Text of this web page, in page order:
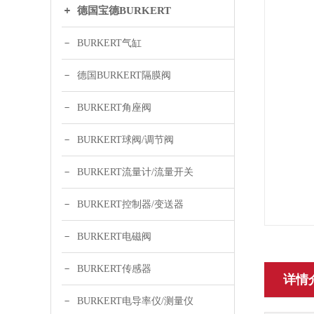
德国宝德BURKERT
BURKERT气缸
德国BURKERT隔膜阀
BURKERT角座阀
BURKERT球阀/调节阀
BURKERT流量计/流量开关
BURKERT控制器/变送器
BURKERT电磁阀
BURKERT传感器
BURKERT电导率仪/测量仪
详情